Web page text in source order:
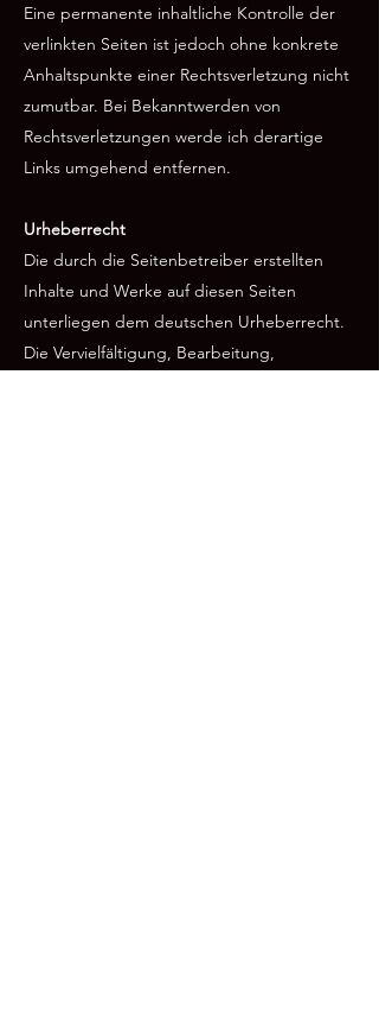
Eine permanente inhaltliche Kontrolle der
verlinkten Seiten ist jedoch ohne konkrete
Anhaltspunkte einer Rechtsverletzung nicht
zumutbar. Bei Bekanntwerden von
Rechtsverletzungen werde ich derartige
Links umgehend entfernen.
Urheberrecht
Die durch die Seitenbetreiber erstellten
Inhalte und Werke auf diesen Seiten
unterliegen dem deutschen Urheberrecht.
Die Vervielfältigung, Bearbeitung,